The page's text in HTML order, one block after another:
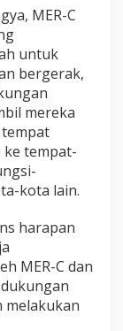
MER-C
untuk
bergerak,
mereka
ke tempat-
kota lain.
harapan
MER-C dan
melakukan